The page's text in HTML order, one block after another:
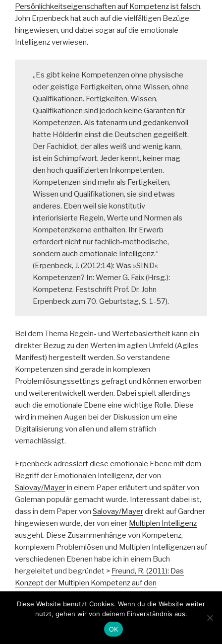
Persönlichkeitseigenschaften auf Kompetenz ist falsch.
John Erpenbeck hat auch auf die vielfältigen Bezüge
hingewiesen, und dabei sogar auf die emotionale
Intelligenz verwiesen.
„Es gibt keine Kompetenzen ohne physische
oder geistige Fertigkeiten, ohne Wissen, ohne
Qualifikationen. Fertigkeiten, Wissen,
Qualifikationen sind jedoch keine Garanten für
Kompetenzen. Als tatenarm und gedankenvoll
hatte Hölderlin einst die Deutschen gegeißelt.
Der Fachidiot, der alles weiß und wenig kann,
ist ein Schimpfwort. Jeder kennt, keiner mag
den hoch qualifizierten Inkompetenten.
Kompetenzen sind mehr als Fertigkeiten,
Wissen und Qualifikationen, sie sind etwas
anderes. Eben weil sie konstitutiv
interiorisierte Regeln, Werte und Normen als
Kompetenzkerne enthalten. Ihr Erwerb
erfordert nicht nur fachlich-methodische,
sondern auch emotionale Intelligenz.“
(Erpenbeck, J. (2012:14): Was »SIND«
Kompetenzen? In: Werner G. Faix (Hrsg.):
Kompetenz. Festschrift Prof. Dr. John
Erpenbeck zum 70. Geburtstag, S. 1-57).
Bei dem Thema Regeln- und Wertebasiertheit kann ein
direkter Bezug zu den Werten im agilen Umfeld (Agiles
Manifest) hergestellt werden. So verstandene
Kompetenzen sind gerade in komplexen
Problemlösungssettings gefragt und können erworben
und weiterentwickelt werden. Dabei spielt allerdings
auch die emotionale Ebene eine wichtige Rolle. Diese
wird in meinen Augen bei der Diskussion um eine
Digitalisierung von allen und allem sträflich
vernachlässigt.
Erpenbeck adressiert diese emotionale Ebene mit dem
Begriff der Emotionalen Intelligenz, der von
Salovay/Mayerin einem Paper erläutert und später von
Goleman populär gemacht wurde. Interessant dabei ist,
dass in dem Paper von Salovay/Mayerdirekt auf Gardner
hingewiesen wurde, der von einer Multiplen Intelligenz
ausgeht. Diese Zusammenhänge von Kompetenz,
komplexem Problemlösen und Multiplen Intelligenzen auf
verschiedenen Ebenen habe ich in einem Buch
hergeleitet und begründet > Freund, R. (2011): Das
Konzept der Multiplen Kompetenz auf den
Netzwerk, in verschiedenen Konferenzpaper
veröffentlich, und mit Kollegen diskutiert
Diese Website benutzt Cookies. Wenn du die Website weiter
nutzt, gehen wir von deinem Einverständnis aus.
OK